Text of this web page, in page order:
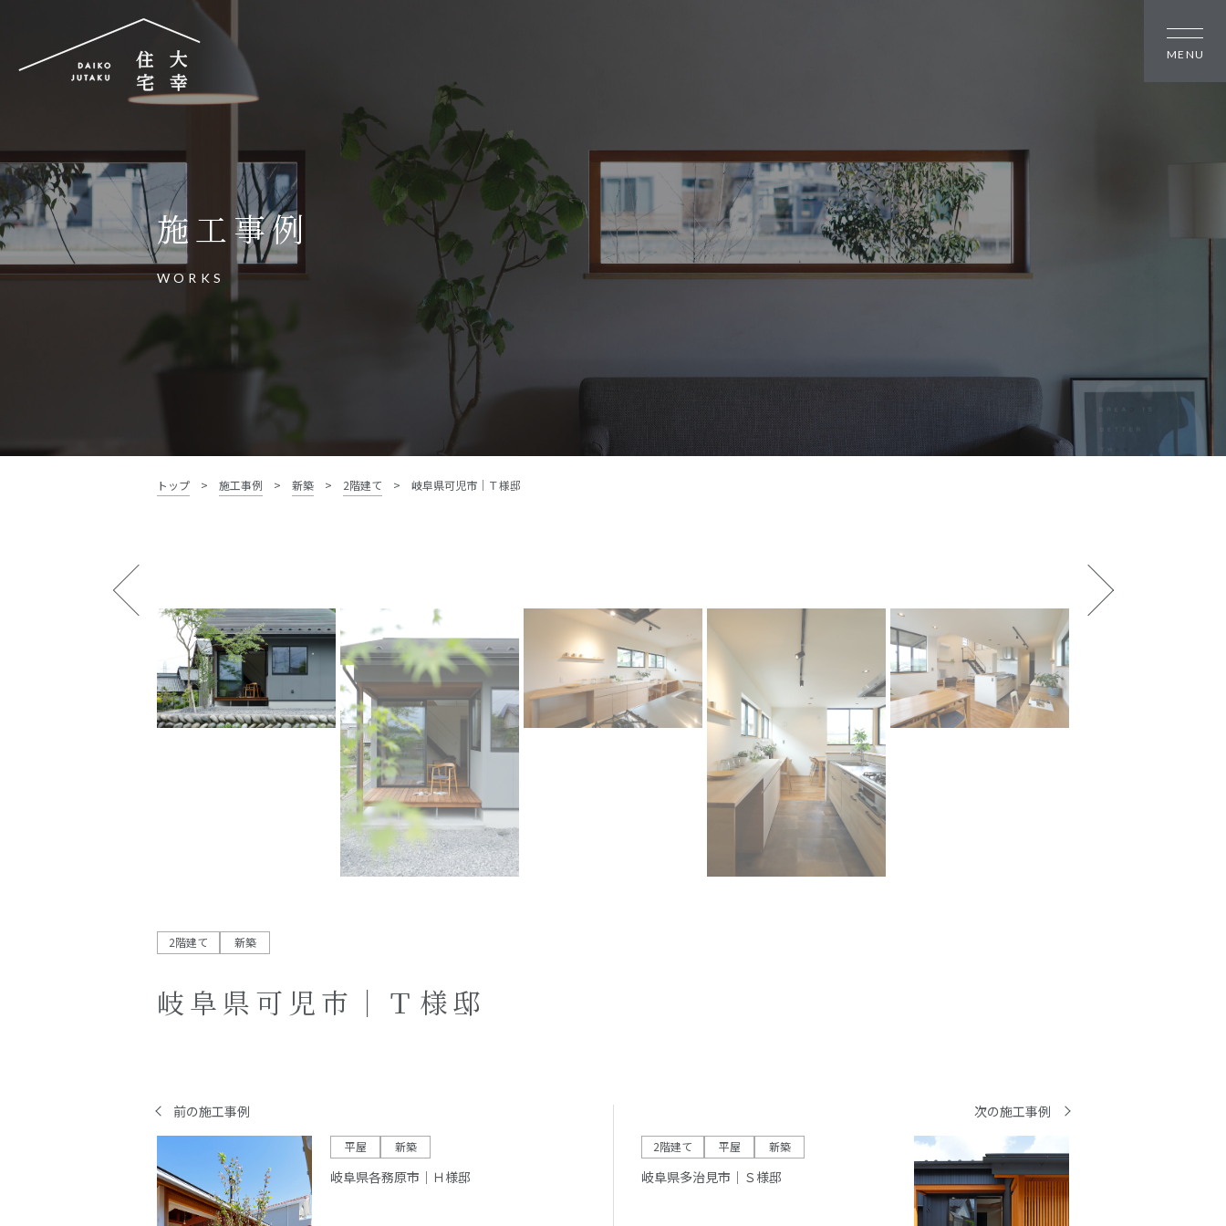
大幸住宅株式会社
〒504-0834
岐阜県各務原市那加昭南町88番地の3
大幸住宅可児工房
〒509-0203
岐阜県可児市下恵土3433番地652
お電話でのご相談はお気軽に
TEL. 0574-60-1161
受付時間：9:00～17:00
資料請求・お問い合わせ
新築・リノベをお考えの方
家づくりの考え方
性能
暮らし方のご提案
家づくりの流れ
イベント
土地をお探しの方
- 分譲地情報
かさまつのちいさな町並み
いしもりのちいさな町並み
大幸住宅について
スタッフブログ
お知らせ
会社概要
プライバシーポリシー
施工事例
WORKS
トップ > 施工事例 > 新築 > 2階建て > 岐阜県可児市｜Ｔ様邸
2階建て 新築
岐阜県可児市｜Ｔ様邸
前の施工事例
平屋 新築
岐阜県各務原市｜Ｈ様邸
次の施工事例
2階建て 平屋 新築
岐阜県多治見市｜Ｓ様邸